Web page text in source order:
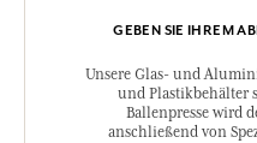
GEBEN SIE IHREM
Unsere Glas- und
und Plastikbehälter
Ballenpresse wird
anschließend von